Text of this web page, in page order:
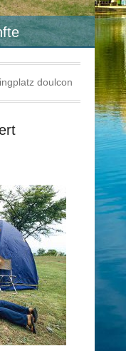
doulcon